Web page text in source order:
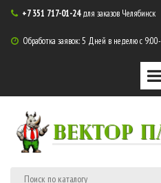
 +7 351 717-01-24для заказов Челябинск
 Обработка заявок: 5 Дней в неделю с
ВЕКТОР